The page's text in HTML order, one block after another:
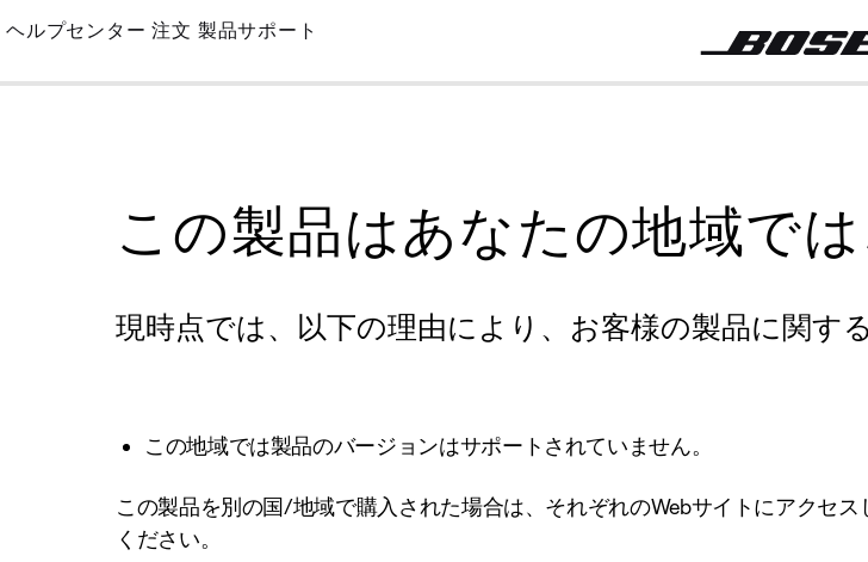
Skip
Main
ヘルプセンター 注文 製品サポート
この製品はあなたの地域で
現時点では、以下の理由により、お客様の製品に関す
この地域では製品のバージョンはサポートされていません。
この製品を別の国/地域で購入された場合は、それぞれのWebサイトにアクセ
ください。